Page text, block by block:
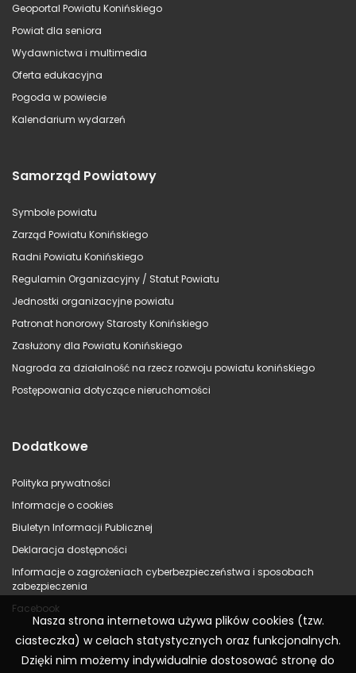
Geoportal Powiatu Konińskiego
Powiat dla seniora
Wydawnictwa i multimedia
Oferta edukacyjna
Pogoda w powiecie
Kalendarium wydarzeń
Samorząd Powiatowy
Symbole powiatu
Zarząd Powiatu Konińskiego
Radni Powiatu Konińskiego
Regulamin Organizacyjny / Statut Powiatu
Jednostki organizacyjne powiatu
Patronat honorowy Starosty Konińskiego
Zasłużony dla Powiatu Konińskiego
Nagroda za działalność na rzecz rozwoju powiatu konińskiego
Postępowania dotyczące nieruchomości
Dodatkowe
Polityka prywatności
Informacje o cookies
Biuletyn Informacji Publicznej
Deklaracja dostępności
Informacje o zagrożeniach cyberbezpieczeństwa i sposobach
zabezpieczenia
Facebook
Nasza strona internetowa używa plików cookies (tzw.
ciasteczka) w celach statystycznych oraz funkcjonalnych.
Dzięki nim możemy indywidualnie dostosować stronę do